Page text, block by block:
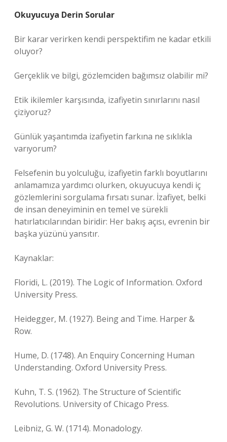
Okuyucuya Derin Sorular
Bir karar verirken kendi perspektifim ne kadar etkili
oluyor?
Gerçeklik ve bilgi, gözlemciden bağımsız olabilir mi?
Etik ikilemler karşısında, izafiyetin sınırlarını nasıl
çiziyoruz?
Günlük yaşantımda izafiyetin farkına ne sıklıkla
varıyorum?
Felsefenin bu yolculuğu, izafiyetin farklı boyutlarını
anlamamıza yardımcı olurken, okuyucuya kendi iç
gözlemlerini sorgulama fırsatı sunar. İzafiyet, belki
de insan deneyiminin en temel ve sürekli
hatırlatıcılarından biridir: Her bakış açısı, evrenin bir
başka yüzünü yansıtır.
Kaynaklar:
Floridi, L. (2019). The Logic of Information. Oxford
University Press.
Heidegger, M. (1927). Being and Time. Harper &
Row.
Hume, D. (1748). An Enquiry Concerning Human
Understanding. Oxford University Press.
Kuhn, T. S. (1962). The Structure of Scientific
Revolutions. University of Chicago Press.
Leibniz, G. W. (1714). Monadology.